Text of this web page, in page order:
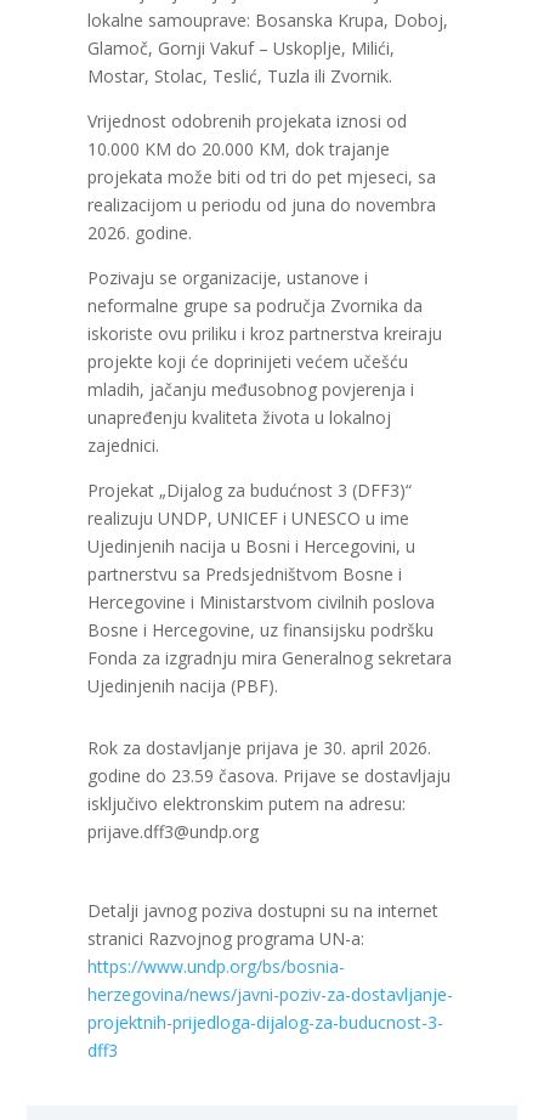
lokalne samouprave: Bosanska Krupa, Doboj,
Glamoč, Gornji Vakuf – Uskoplje, Milići,
Mostar, Stolac, Teslić, Tuzla ili Zvornik.
Vrijednost odobrenih projekata iznosi od
10.000 KM do 20.000 KM, dok trajanje
projekata može biti od tri do pet mjeseci, sa
realizacijom u periodu od juna do novembra
2026. godine.
Pozivaju se organizacije, ustanove i
neformalne grupe sa područja Zvornika da
iskoriste ovu priliku i kroz partnerstva kreiraju
projekte koji će doprinijeti većem učešću
mladih, jačanju međusobnog povjerenja i
unapređenju kvaliteta života u lokalnoj
zajednici.
Projekat „Dijalog za budućnost 3 (DFF3)“
realizuju UNDP, UNICEF i UNESCO u ime
Ujedinjenih nacija u Bosni i Hercegovini, u
partnerstvu sa Predsjedništvom Bosne i
Hercegovine i Ministarstvom civilnih poslova
Bosne i Hercegovine, uz finansijsku podršku
Fonda za izgradnju mira Generalnog sekretara
Ujedinjenih nacija (PBF).
Rok za dostavljanje prijava je 30. april 2026.
godine do 23.59 časova. Prijave se dostavljaju
isključivo elektronskim putem na adresu:
prijave.dff3@undp.org
Detalji javnog poziva dostupni su na internet
stranici Razvojnog programa UN-a:
https://www.undp.org/bs/bosnia-
herzegovina/news/javni-poziv-za-dostavljanje-
projektnih-prijedloga-dijalog-za-buducnost-3-
dff3